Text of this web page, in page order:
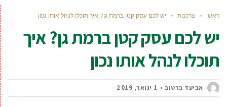
ראשי » צרכנות » יש לכם עסק קטן ברמת גן? איך תוכלו לנהל אותו נכון
יש לכם עסק קטן ברמת גן? איך
תוכלו לנהל אותו נכון
אביעד ברטוב 1 ינואר, 2019